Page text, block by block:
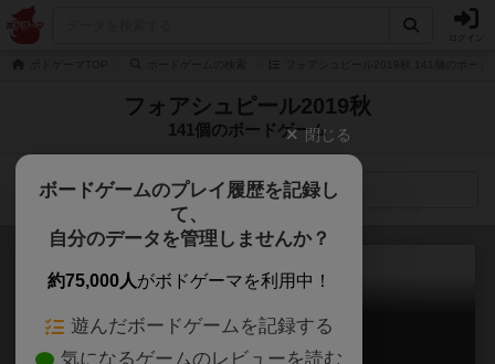
フォアシュピール2019秋
141個のボードゲーム
検索メニュー
モンスターズ・ラプソディ
Monsters Rhapsody
閉じる
ボードゲームのプレイ履歴を記録し
て、
自分のデータを管理しませんか？
約75,000人がボドゲーマを利用中！
遊んだボードゲームを記録する
気になるゲームのレビューを読む